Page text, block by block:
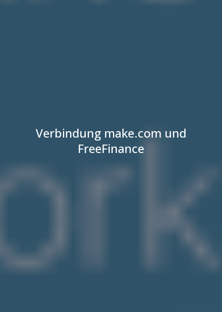
Verbindung make.com und
FreeFinance